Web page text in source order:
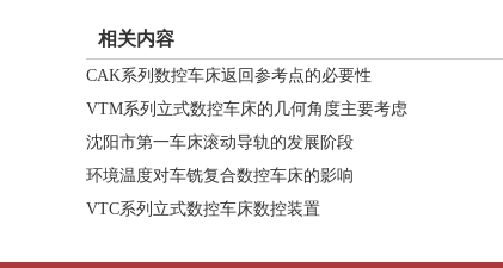
相关内容
CAK系列数控车床返回参考点的必要性
VTM系列立式数控车床的几何角度主要考虑
沈阳市第一车床滚动导轨的发展阶段
环境温度对车铣复合数控车床的影响
VTC系列立式数控车床数控装置